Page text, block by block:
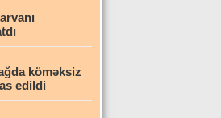
köməksiz
edildi